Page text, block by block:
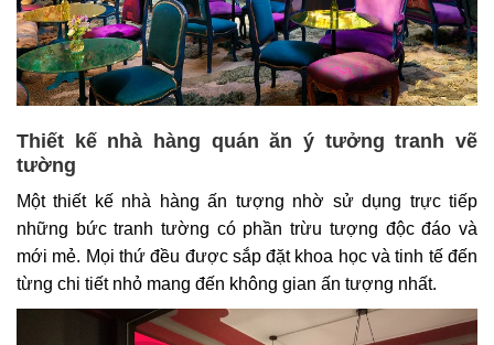
Thiết kế nhà hàng quán ăn ý tưởng tranh vẽ
tường
Một thiết kế nhà hàng ấn tượng nhờ sử dụng trực tiếp
những bức tranh tường có phần trừu tượng độc đáo và
mới mẻ. Mọi thứ đều được sắp đặt khoa học và tinh tế đến
từng chi tiết nhỏ mang đến không gian ấn tượng nhất.